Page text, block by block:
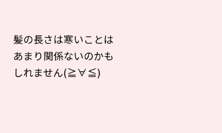
髪の長さは寒いことは
あまり関係ないのかも
しれません(≧∀≦)